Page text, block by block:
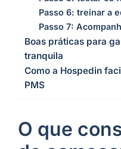
Passo 6: treinar a
Passo 7:
Boas práticas para
tranquila
Como a Hospedin
PMS
O que